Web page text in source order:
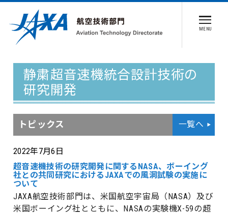
MENU
静粛超音速機統合設計技術の
研究開発
トピックス 一覧へ
2022年7月6日
超音速機技術の研究開発に関するNASA、ボーイング
社との共同研究におけるJAXAでの風洞試験の実施に
ついて
JAXA航空技術部門は、米国航空宇宙局（NASA）及び
米国ボーイング社とともに、NASAの実験機X-59の超